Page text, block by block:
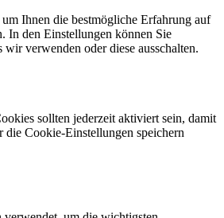
Ihnen die bestmögliche Erfahrung auf
In den Einstellungen können Sie
verwenden oder diese ausschalten.
sollten jederzeit aktiviert sein, damit
Cookie-Einstellungen speichern